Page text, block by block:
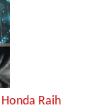
Raih